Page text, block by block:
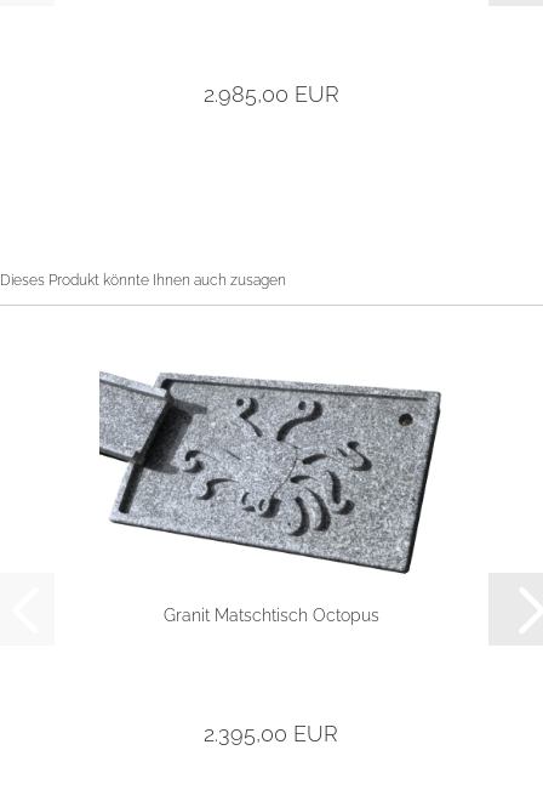
2.985,00 EUR
Dieses Produkt könnte Ihnen auch zusagen
Granit Matschtisch Octopus
2.395,00 EUR